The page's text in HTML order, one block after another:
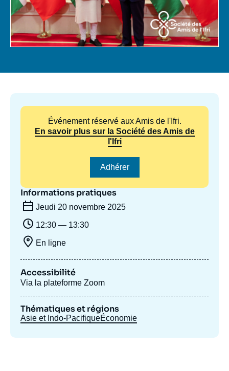
Se connecter
Nous soutenir
Informations pratiques
Jeudi 20 novembre 2025
12:30 — 13:30
En ligne
Accessibilité
Via la plateforme Zoom
Thématiques et régions
Asie et Indo-PacifiqueÉconomie
Événement réservé aux Amis de l'Ifri.
En savoir plus sur la Société des Amis de
l'Ifri
Adhérer